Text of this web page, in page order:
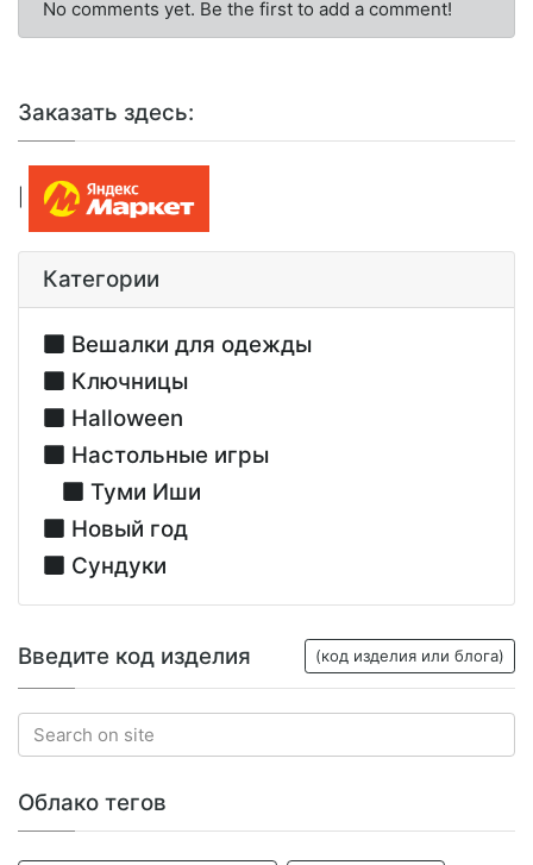
No comments yet. Be the first to add a comment!
Заказать здесь:
Категории
Вешалки для одежды
Ключницы
Halloween
Настольные игры
Туми Иши
Новый год
Сундуки
Введите код изделия (код изделия или блога)
Облако тегов